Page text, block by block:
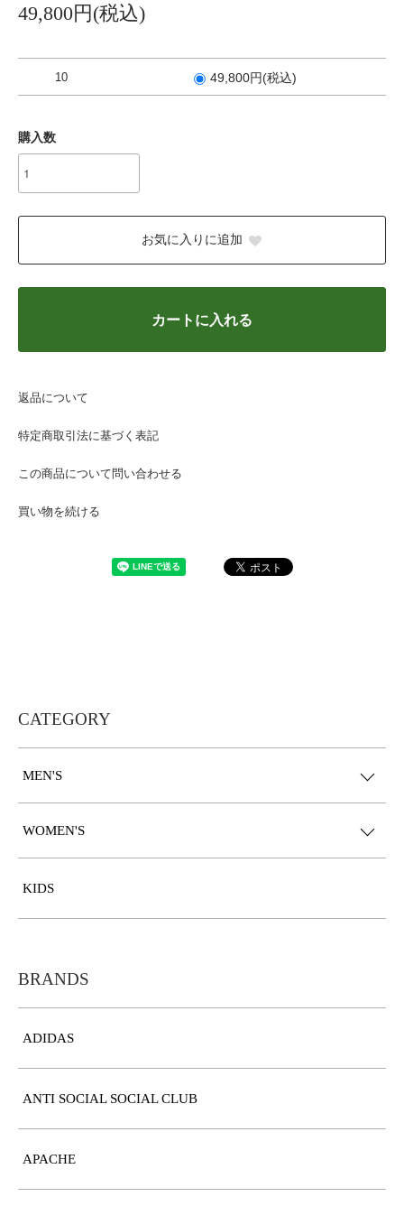
49,800円(税込)
10 49,800円(税込)
購入数
お気に入りに追加
カートに入れる
返品について
特定商取引法に基づく表記
この商品について問い合わせる
買い物を続ける
CATEGORY
MEN'S
WOMEN'S
KIDS
BRANDS
ADIDAS
ANTI SOCIAL SOCIAL CLUB
APACHE